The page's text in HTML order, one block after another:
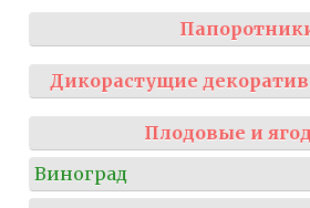
Дикорастущие
Плодовые и
Виноград